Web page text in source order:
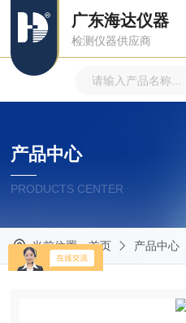
广东海达仪器
检测仪器供应商
产品中心
PRODUCTS CENTER
当前位置：首页 产品中心